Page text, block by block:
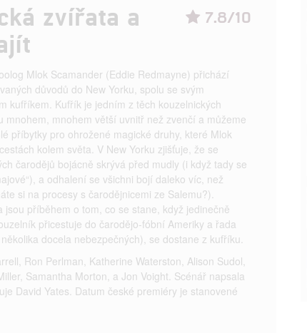
7.8/10
zvířata a
Mlok Scamander (Eddie Redmayne) přichází
důvodů do New Yorku, spolu se svým
kufříkem. Kufřík je jedním z těch kouzelnických
mnohem, mnohem větší uvnitř než zvenčí a můžeme
příbytky pro ohrožené magické druhy, které Mlok
kolem světa. V New Yorku zjišťuje, že se
čarodějů bojácně skrývá před mudly (i když tady se
a odhalení se všichni bojí daleko víc, než
si na procesy s čarodějnicemi ze Salemu?).
jsou příběhem o tom, co se stane, když jedinečně
přicestuje do čarodějo-fóbní Ameriky a řada
docela nebezpečných), se dostane z kufříku.
Ron Perlman, Katherine Waterston, Alison Sudol,
Samantha Morton, a Jon Voight. Scénář napsala
David Yates. Datum české premiéry je stanovené